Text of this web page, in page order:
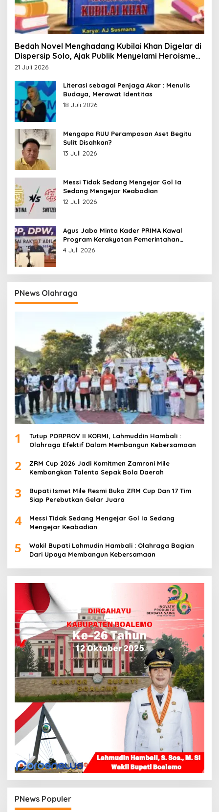
Bedah Novel Menghadang Kubilai Khan Digelar di
Dispersip Solo, Ajak Publik Menyelami Heroisme
Leluhur Nusantara
21 Juli 2026
Literasi sebagai Penjaga Akar : Menulis
Budaya, Merawat Identitas
18 Juli 2026
Mengapa RUU Perampasan Aset Begitu
Sulit Disahkan?
13 Juli 2026
Messi Tidak Sedang Mengejar Gol Ia
Sedang Mengejar Keabadian
12 Juli 2026
Agus Jabo Minta Kader PRIMA Kawal
Program Kerakyatan Pemerintahan
Prabowo
4 Juli 2026
PNews Olahraga
1
Tutup PORPROV II KORMI, Lahmuddin Hambali :
Olahraga Efektif Dalam Membangun Kebersamaan
2
ZRM Cup 2026 Jadi Komitmen Zamroni Mile
Kembangkan Talenta Sepak Bola Daerah
3
Bupati Ismet Mile Resmi Buka ZRM Cup Dan 17 Tim
Siap Perebutkan Gelar Juara
4
Messi Tidak Sedang Mengejar Gol Ia Sedang
Mengejar Keabadian
5
Wakil Bupati Lahmudin Hambali : Olahraga Bagian
Dari Upaya Membangun Kebersamaan
PNews Populer